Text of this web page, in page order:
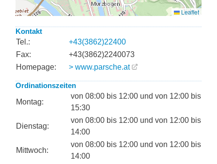
Kontakt
Tel.:
+43(3862)22400
Fax:
+43(3862)2240073
Homepage:
> www.parsche.at
Ordinationszeiten
Montag:
von 08:00 bis 12:00 und von 12:00 bis
15:30
Dienstag:
von 08:00 bis 12:00 und von 12:00 bis
14:00
Mittwoch:
von 08:00 bis 12:00 und von 12:00 bis
14:00